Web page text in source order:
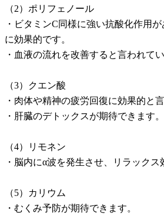
（2）ポリフェノール
・ビタミンC同様に強い抗酸化作用
に効果的です。
・血液の流れを改善すると言われてい
（3）クエン酸
・肉体や精神の疲労回復に効果的と
・肝臓のデトックスが期待できます。
（4）リモネン
・脳内にα波を発生させ、リラックス
（5）カリウム
・むくみ予防が期待できます。